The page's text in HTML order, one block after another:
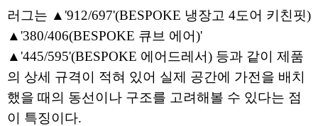
러그는 ▲'912/697'(BESPOKE 냉장고 4도어 키친핏)
▲'380/406(BESPOKE 큐브 에어)'
▲'445/595'(BESPOKE 에어드레서) 등과 같이 제품
의 상세 규격이 적혀 있어 실제 공간에 가전을 배치
했을 때의 동선이나 구조를 고려해볼 수 있다는 점
이 특징이다.